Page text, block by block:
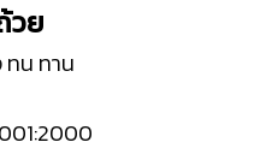
วย
ทน ทาน